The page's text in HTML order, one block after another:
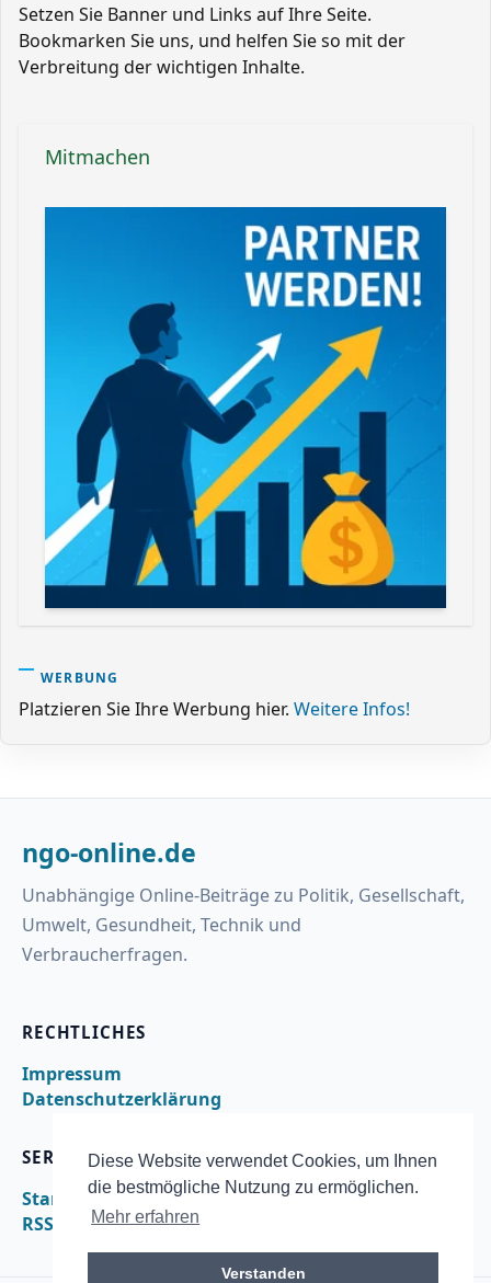
Diese Website verwendet Cookies, um Ihnen
die bestmögliche Nutzung zu ermöglichen.
Mehr erfahren
Verstanden
Setzen Sie Banner und Links auf Ihre Seite.
Bookmarken Sie uns, und helfen Sie so mit der
Verbreitung der wichtigen Inhalte.
Mitmachen
WERBUNG
Platzieren Sie Ihre Werbung hier. Weitere Infos!
ngo-online.de
Unabhängige Online-Beiträge zu Politik, Gesellschaft,
Umwelt, Gesundheit, Technik und
Verbraucherfragen.
RECHTLICHES
Impressum
Datenschutzerklärung
SERVICE
Startseite
RSS